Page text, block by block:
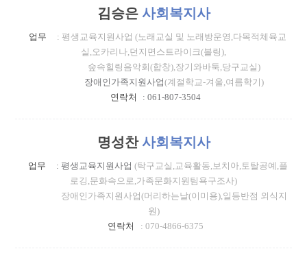
김승은 사회복지사
업무 : 평생교육지원사업 (노래교실 및 노래방운영,다목적체육교
실,오카리나,던지면스트라이크(볼링),
숲속힐링음악회(합창),장기와바둑,당구교실)
장애인가족지원사업(계절학교-겨울,여름학기)
연락처
: 061-807-3504
명성찬 사회복지사
업무 : 평생교육지원사업 (탁구교실,교육활동,보치아,토탈공예,플
로깅,문화속으로,가족문화지원팀욕구조사)
장애인가족지원사업(머리하는날(이미용),일등반점 외식지
원)
연락처
: 070-4866-6375